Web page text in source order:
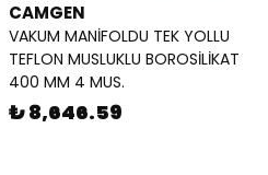
CAMGEN
VAKUM MANİFOLDU TEK YOLLU
TEFLON MUSLUKLU BOROSİLİKAT
400 MM 4 MUS.
₺ 8,646.59